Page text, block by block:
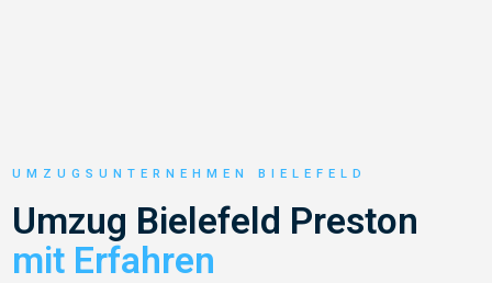
UMZUGSUNTERNEHMEN BIELEFELD
Umzug Bielefeld Preston
mit Erfahren